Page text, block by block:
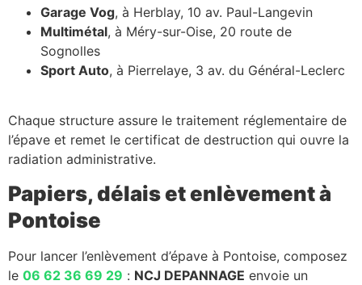
Garage Vog, à Herblay, 10 av. Paul-Langevin
Multimétal, à Méry-sur-Oise, 20 route de
Sognolles
Sport Auto, à Pierrelaye, 3 av. du Général-Leclerc
Chaque structure assure le traitement réglementaire de
l’épave et remet le certificat de destruction qui ouvre la
radiation administrative.
Papiers, délais et enlèvement à
Pontoise
Pour lancer l’enlèvement d’épave à Pontoise, composez
le 06 62 36 69 29 : NCJ DEPANNAGE envoie un